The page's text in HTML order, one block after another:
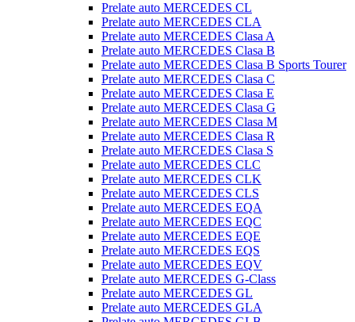
Prelate auto MERCEDES CL
Prelate auto MERCEDES CLA
Prelate auto MERCEDES Clasa A
Prelate auto MERCEDES Clasa B
Prelate auto MERCEDES Clasa B Sports Tourer
Prelate auto MERCEDES Clasa C
Prelate auto MERCEDES Clasa E
Prelate auto MERCEDES Clasa G
Prelate auto MERCEDES Clasa M
Prelate auto MERCEDES Clasa R
Prelate auto MERCEDES Clasa S
Prelate auto MERCEDES CLC
Prelate auto MERCEDES CLK
Prelate auto MERCEDES CLS
Prelate auto MERCEDES EQA
Prelate auto MERCEDES EQC
Prelate auto MERCEDES EQE
Prelate auto MERCEDES EQS
Prelate auto MERCEDES EQV
Prelate auto MERCEDES G-Class
Prelate auto MERCEDES GL
Prelate auto MERCEDES GLA